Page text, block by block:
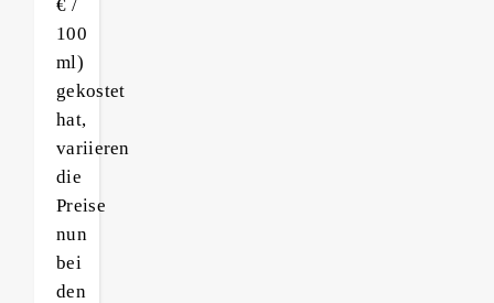
€ /
100
ml)
gekostet
hat,
variieren
die
Preise
nun
bei
den